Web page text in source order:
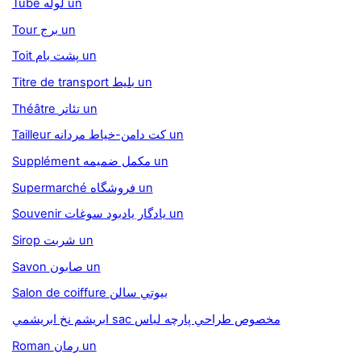
Tube لوله un
Tour برج un
Toit پشت بام un
Titre de transport بليط un
Théâtre تئاتر un
Tailleur كت دامن-خياط مردانه un
Supplément مكمل ضميمه un
Supermarché فروشگاه un
Souvenir يادگار يادبود سوغات un
Sirop شربت un
Savon صابون un
Salon de coiffure بيوتي سالن
ابريشم نخ ابريشمي sac مخصوص طراحي پارچه لباس
Roman رمان un